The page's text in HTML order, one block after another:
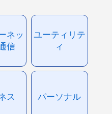
ネッ
信
ユーティリテ
ィ
ス パーソナル